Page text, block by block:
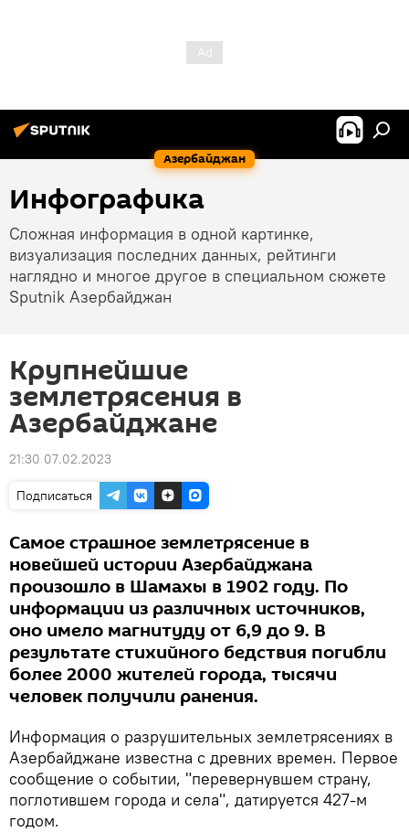
Азербайджан
Инфографика
Сложная информация в одной картинке,
визуализация последних данных, рейтинги
наглядно и многое другое в специальном сюжете
Sputnik Азербайджан
Крупнейшие
землетрясения в
Азербайджане
21:30 07.02.2023
Подписаться
Самое страшное землетрясение в
новейшей истории Азербайджана
произошло в Шамахы в 1902 году. По
информации из различных источников,
оно имело магнитуду от 6,9 до 9. В
результате стихийного бедствия погибли
более 2000 жителей города, тысячи
человек получили ранения.
Информация о разрушительных землетрясениях в
Азербайджане известна с древних времен. Первое
сообщение о событии, "перевернувшем страну,
поглотившем города и села", датируется 427-м
годом.